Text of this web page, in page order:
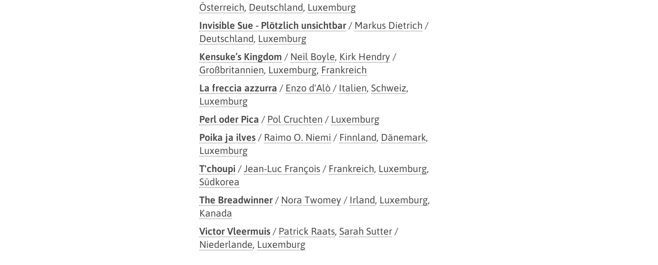
Österreich Deutschland Luxemburg
Invisible Sue - Plötzlich unsichtbar/ Markus Dietrich /
Deutschland Luxemburg
Kensuke’s Kingdom / Neil Boyle Kirk Hendry /
Großbritannien Luxemburg Frankreich
La freccia azzurra / Enzo d'Alò / Italien Schweiz
Luxemburg
Perl oder Pica / Pol Cruchten / Luxemburg
Poika ja ilves / Raimo O. Niemi / Finnland Dänemark
Luxemburg
T'choupi / Jean-Luc François / Frankreich Luxemburg
Südkorea
The Breadwinner/ Nora Twomey / Irland Luxemburg
Kanada
Victor Vleermuis / Patrick Raats Sarah Sutter /
Niederlande Luxemburg